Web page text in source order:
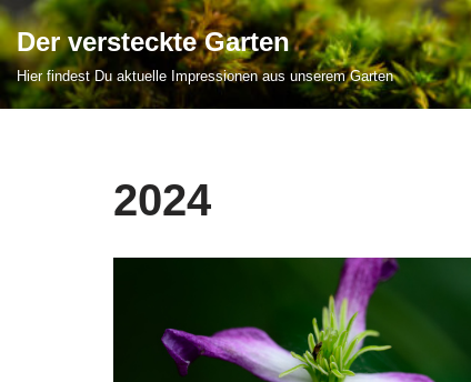
Zum
Inhalt
Der versteckte Garten
Hier findest Du aktuelle Impressionen aus unserem Garten
2024